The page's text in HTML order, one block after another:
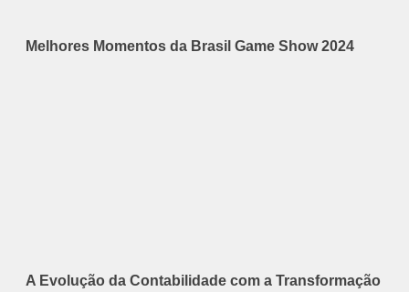
Melhores Momentos da Brasil Game Show 2024
A Evolução da Contabilidade com a Transformação